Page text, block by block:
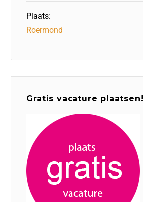
Plaats:
Roermond
Gratis vacature plaatsen!